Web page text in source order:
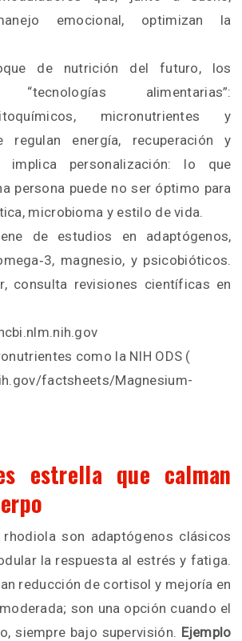
emocional, optimizan la
de nutrición del futuro, los
“tecnologías alimentarias”:
micronutrientes y
regulan energía, recuperación y
implica personalización: lo que
persona puede no ser óptimo para
microbioma y estilo de vida.
de estudios en adaptógenos,
magnesio, y psicobióticos.
consulta revisiones científicas en
como la NIH ODS (
factsheets/Magnesium-
estrella que calman
rhodiola son adaptógenos clásicos
la respuesta al estrés y fatiga.
reducción de cortisol y mejoría en
son una opción cuando el
siempre bajo supervisión. Ejemplo